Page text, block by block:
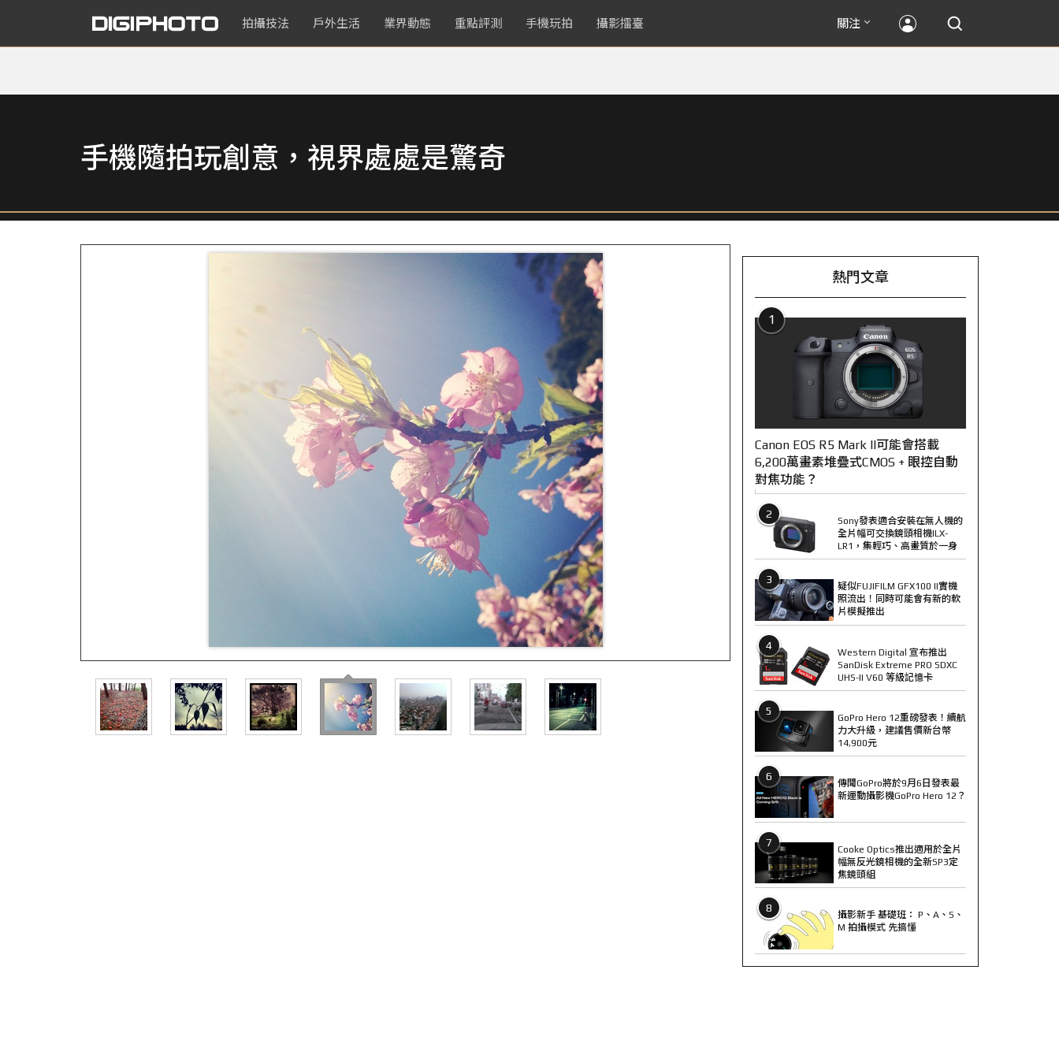
拍攝技法 戶外生活 業界動態 重點評測 手機玩拍 攝影擂臺 關注
手機隨拍玩創意，視界處處是驚奇
熱門文章
1
Canon EOS R5 Mark II可能會搭載
6,200萬畫素堆疊式CMOS + 眼控自動
對焦功能？
2
Sony發表適合安裝在無人機的
全片幅可交換鏡頭相機ILX-
LR1，集輕巧、高畫質於一身
3
疑似FUJIFILM GFX100 II實機
照流出！同時可能會有新的軟
片模擬推出
4
Western Digital 宣布推出
SanDisk Extreme PRO SDXC
UHS-II V60 等級記憶卡
5
GoPro Hero 12重磅發表！續航
力大升級，建議售價新台幣
14,900元
6
傳聞GoPro將於9月6日發表最
新運動攝影機GoPro Hero 12？
7
Cooke Optics推出適用於全片
幅無反光鏡相機的全新SP3定
焦鏡頭組
8
攝影新手 基礎班： P、A、S、
M 拍攝模式 先搞懂